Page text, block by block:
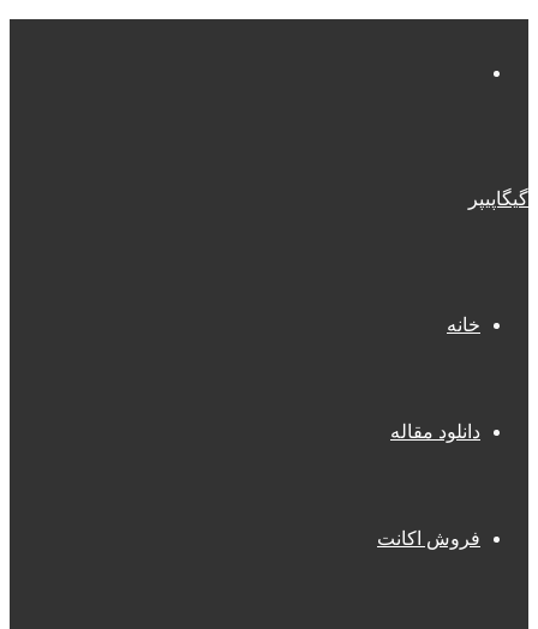
گیگاپیپر
خانه
دانلود مقاله
فروش اکانت